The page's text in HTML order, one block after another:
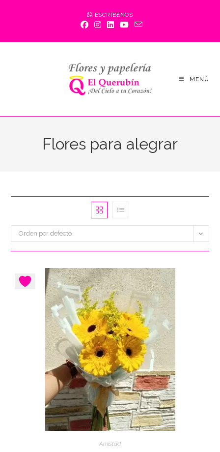
ESCRÍBENOS
MENÚ
Flores para alegrar
Orden por defecto
Amistad